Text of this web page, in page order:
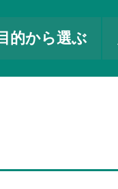
的から選ぶ